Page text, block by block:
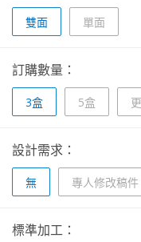
雙面 單面
訂購數量：
3盒 5盒
設計需求：
無 專人修改稿件
標準加工：